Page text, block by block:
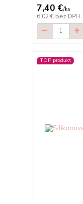
7,40 €/ks
6,02 € bez DPH
TOP produkt